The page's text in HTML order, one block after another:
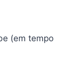
(em tempo